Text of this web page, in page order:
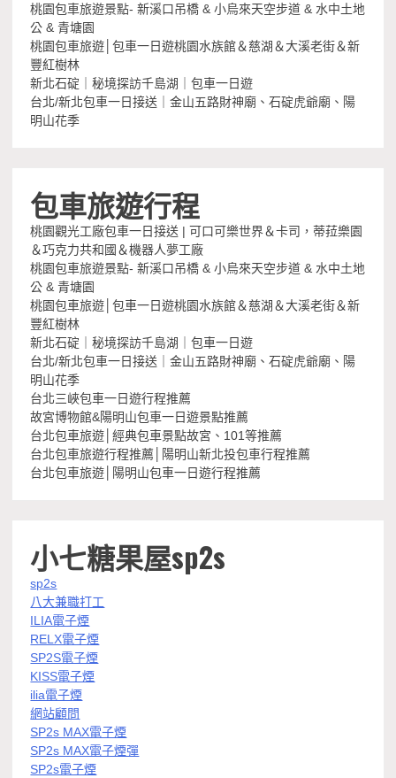
桃園包車旅遊景點- 新溪口吊橋 & 小烏來天空步道 & 水中土地
公 & 青塘園
桃園包車旅遊│包車一日遊桃園水族館＆慈湖＆大溪老街＆新
豐紅樹林
新北石碇｜秘境探訪千島湖｜包車一日遊
台北/新北包車一日接送｜金山五路財神廟、石碇虎爺廟、陽
明山花季
包車旅遊行程
桃園觀光工廠包車一日接送 | 可口可樂世界＆卡司，蒂菈樂園
＆巧克力共和國＆機器人夢工廠
桃園包車旅遊景點- 新溪口吊橋 & 小烏來天空步道 & 水中土地
公 & 青塘園
桃園包車旅遊│包車一日遊桃園水族館＆慈湖＆大溪老街＆新
豐紅樹林
新北石碇｜秘境探訪千島湖｜包車一日遊
台北/新北包車一日接送｜金山五路財神廟、石碇虎爺廟、陽
明山花季
台北三峽包車一日遊行程推薦
故宮博物館&陽明山包車一日遊景點推薦
台北包車旅遊│經典包車景點故宮、101等推薦
台北包車旅遊行程推薦│陽明山新北投包車行程推薦
台北包車旅遊│陽明山包車一日遊行程推薦
小七糖果屋sp2s
sp2s
八大兼職打工
ILIA電子煙
RELX電子煙
SP2S電子煙
KISS電子煙
ilia電子煙
網站顧問
SP2s MAX電子煙
SP2s MAX電子煙彈
SP2s電子煙